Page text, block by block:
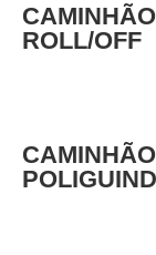
ROLL/OFF